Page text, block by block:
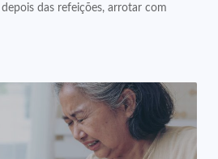
das refeições, arrotar com